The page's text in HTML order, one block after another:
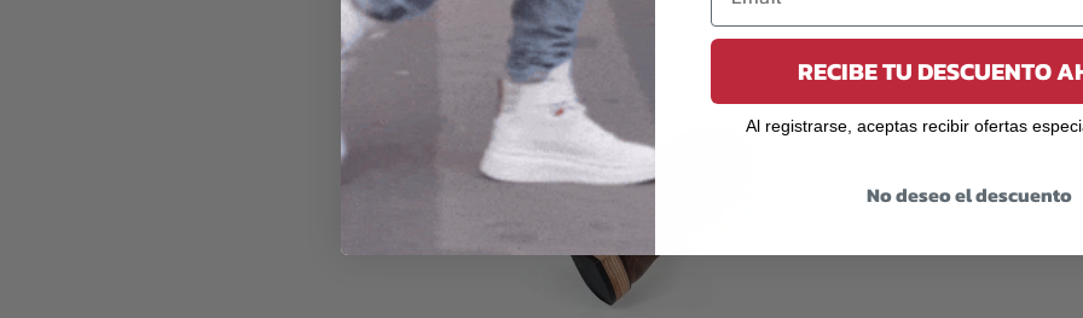
AÑADIR A LA CESTA AÑADIR A LA
RECIBE TU DESCUENTO
Al registrarse, aceptas recibir ofertas
No deseo el descuento